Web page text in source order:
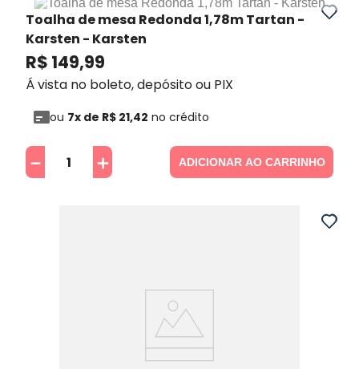
Toalha de mesa Redonda 1,78m Tartan -
Karsten - Karsten
R$ 149,99
Á vista no boleto, depósito ou PIX
ou 7x de R$ 21,42 no crédito
＋
－ ADICIONAR AO CARRINHO